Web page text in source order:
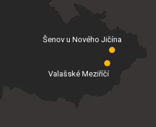
Valašské Meziříčí
Šenov u Nového Jičína